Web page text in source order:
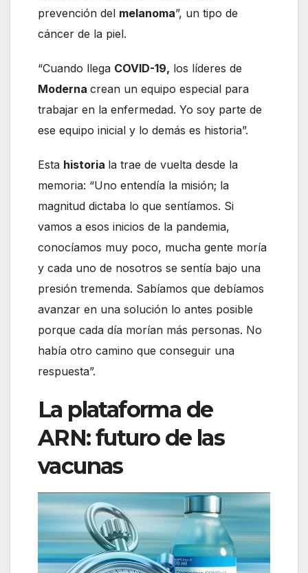
prevención del melanoma”, un tipo de
cáncer de la piel.
“Cuando llega COVID-19, los líderes de
Moderna crean un equipo especial para
trabajar en la enfermedad. Yo soy parte de
ese equipo inicial y lo demás es historia”.
Esta historia la trae de vuelta desde la
memoria: “Uno entendía la misión; la
magnitud dictaba lo que sentíamos. Si
vamos a esos inicios de la pandemia,
conocíamos muy poco, mucha gente moría
y cada uno de nosotros se sentía bajo una
presión tremenda. Sabíamos que debíamos
avanzar en una solución lo antes posible
porque cada día morían más personas. No
había otro camino que conseguir una
respuesta”.
La plataforma de
ARN: futuro de las
vacunas